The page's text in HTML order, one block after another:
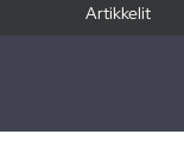
Artikkelit